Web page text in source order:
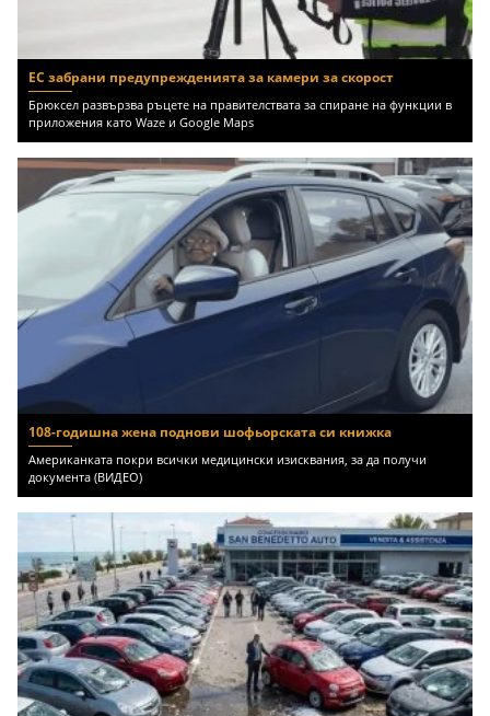
ЕС забрани предупрежденията за камери за скорост
Брюксел развързва ръцете на правителствата за спиране на функции в
приложения като Waze и Google Maps
108-годишна жена поднови шофьорската си книжка
Американката покри всички медицински изисквания, за да получи
документа (ВИДЕО)